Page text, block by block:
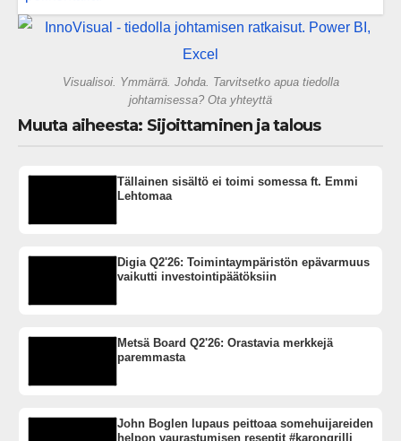
gigatehtaan?
Visualisoi. Ymmärrä. Johda. Tarvitsetko apua tiedolla
johtamisessa? Ota yhteyttä
Muuta aiheesta: Sijoittaminen ja talous
Tällainen sisältö ei toimi somessa ft. Emmi
Lehtomaa
Digia Q2'26: Toimintaympäristön epävarmuus
vaikutti investointipäätöksiin
Metsä Board Q2'26: Orastavia merkkejä
paremmasta
John Boglen lupaus peittoaa somehuijareiden
helpon vaurastumisen reseptit #karongrilli